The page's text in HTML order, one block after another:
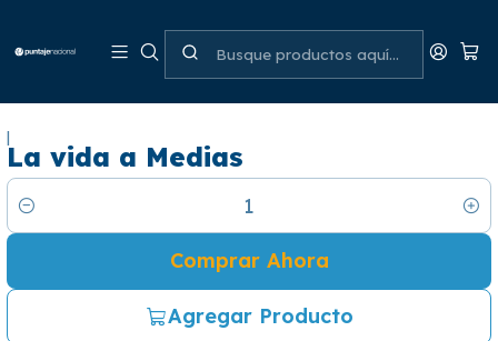
|
La vida a Medias
Cantidad
Agregar Producto
Comprar Ahora